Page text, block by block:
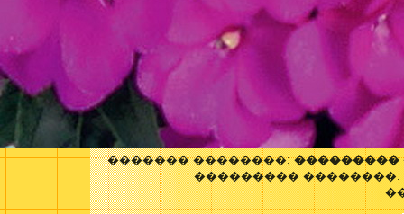
������� ��������:���������
��������� ��������: